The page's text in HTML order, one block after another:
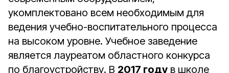
укомплектовано всем необходимым для
ведения учебно-воспитательного процесса
на высоком уровне. Учебное заведение
является лауреатом областного конкурса
по благоустройству. В 2017 году в школе